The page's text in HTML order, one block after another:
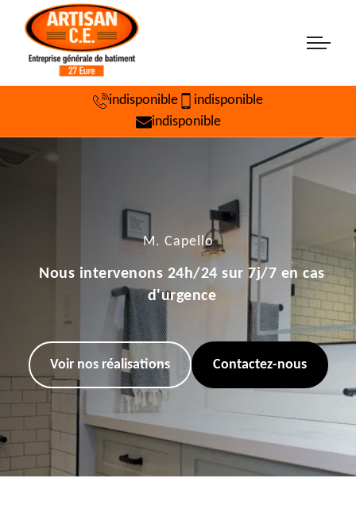
indisponible
indisponible
indisponible
M. Capello
Nous intervenons 24h/24 sur 7j/7 en cas
d'urgence
Voir nos réalisations Contactez-nous